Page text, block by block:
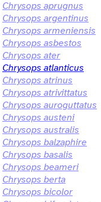
Chrysops aprugnus
Chrysops argentinus
Chrysops armeniensis
Chrysops asbestos
Chrysops ater
Chrysops atlanticus
Chrysops atrinus
Chrysops atrivittatus
Chrysops auroguttatus
Chrysops austeni
Chrysops australis
Chrysops balzaphire
Chrysops basalis
Chrysops beameri
Chrysops berta
Chrysops bicolor